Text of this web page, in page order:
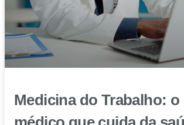
Medicina do Trabalho: o